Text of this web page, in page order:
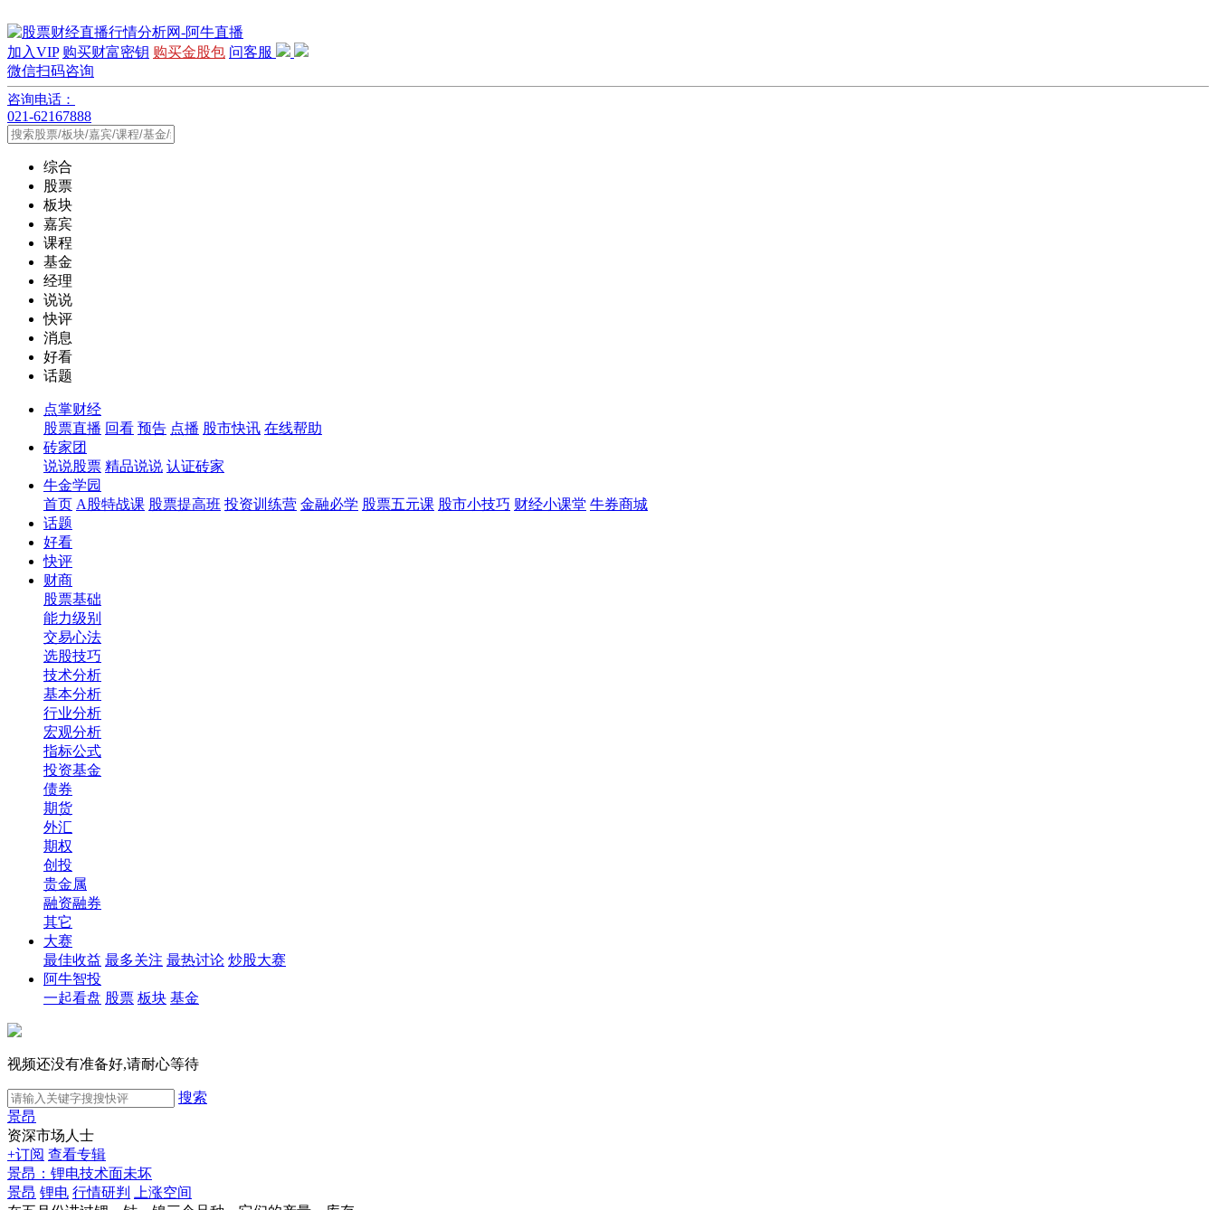
加入VIP 购买财富密钥 购买金股包 问客服
微信扫码咨询
咨询电话：
021-62167888
综合
股票
板块
嘉宾
课程
基金
经理
说说
快评
消息
好看
话题
点掌财经
股票直播 回看 预告 点播 股市快讯 在线帮助
砖家团
说说股票 精品说说 认证砖家
牛金学园
首页 A股特战课 股票提高班 投资训练营 金融必学 股票五元课 股市小技巧 财经小课堂 牛券商城
话题
好看
快评
财商
股票基础
能力级别
交易心法
选股技巧
技术分析
基本分析
行业分析
宏观分析
指标公式
投资基金
债券
期货
外汇
期权
创投
贵金属
融资融券
其它
大赛
最佳收益 最多关注 最热讨论 炒股大赛
阿牛智投
一起看盘 股票 板块 基金
视频还没有准备好,请耐心等待
搜索
景昂
资深市场人士
+订阅 查看专辑
景昂：锂电技术面未坏
景昂 锂电 行情研判
上涨空间